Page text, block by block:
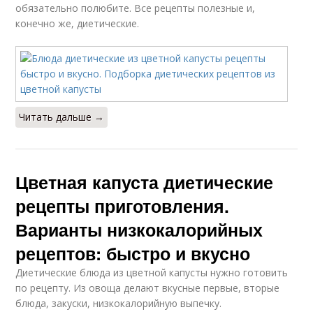
обязательно полюбите. Все рецепты полезные и,
конечно же, диетические.
Читать дальше →
Цветная капуста диетические
рецепты приготовления.
Варианты низкокалорийных
рецептов: быстро и вкусно
Диетические блюда из цветной капусты нужно готовить
по рецепту. Из овоща делают вкусные первые, вторые
блюда, закуски, низкокалорийную выпечку.